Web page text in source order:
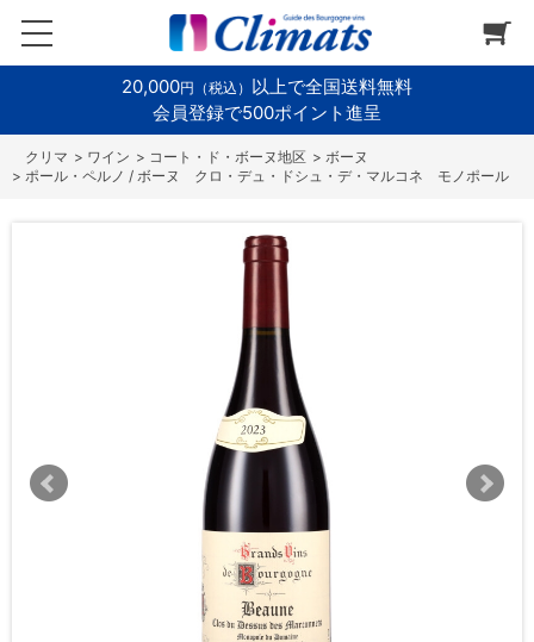
20,000円（税込） 以上で全国送料無料
会員登録で500ポイント進呈
> ワイン > コート・ド・ボーヌ地区 > ボーヌ
> ポール・ペルノ / ボーヌ クロ・デュ・ドシュ・デ・マルコネ モノポール